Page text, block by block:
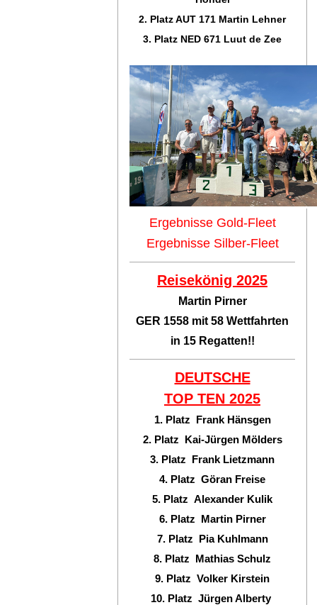
2. Platz AUT 171 Martin Lehner
3. Platz NED 671 Luut de Zee
Ergebnisse Gold-Fleet
Ergebnisse Silber-Fleet
Reisekönig 2025
Martin Pirner
GER 1558 mit 58 Wettfahrten
in 15 Regatten!!
DEUTSCHE
TOP TEN 2025
1. Platz Frank Hänsgen
2. Platz Kai-Jürgen Mölders
3. Platz Frank Lietzmann
4. Platz Göran Freise
5. Platz Alexander Kulik
6. Platz Martin Pirner
7. Platz Pia Kuhlmann
8. Platz Mathias Schulz
9. Platz Volker Kirstein
10. Platz Jürgen Alberty